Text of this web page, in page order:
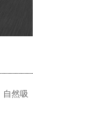
然吸